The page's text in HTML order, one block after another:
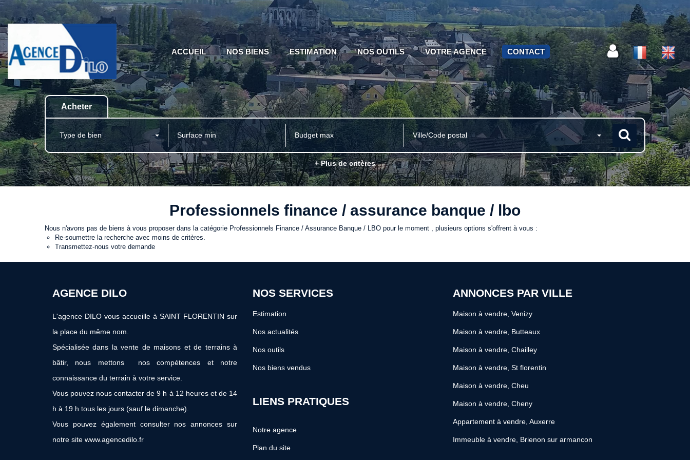
ACCUEIL NOS BIENS ESTIMATION NOS OUTILS VOTRE AGENCE CONTACT
Acheter
Type de bien Ville/Code postal
+ Plus de critères
Professionnels finance / assurance banque / lbo
Nous n'avons pas de biens à vous proposer dans la catégorie Professionnels Finance / Assurance Banque / LBO pour le moment , plusieurs options s'offrent à vous :
Re-soumettre la recherche avec moins de critères.
Transmettez-nous votre demande
AGENCE DILO
L'agence DILO vous accueille à SAINT FLORENTIN sur
la place du même nom.
Spécialisée dans la vente de maisons et de terrains à
bâtir, nous mettons nos compétences et notre
connaissance du terrain à votre service.
Vous pouvez nous contacter de 9 h à 12 heures et de 14
h à 19 h tous les jours (sauf le dimanche).
Vous pouvez également consulter nos annonces sur
notre site www.agencedilo.fr
NOS SERVICES
Estimation
Nos actualités
Nos outils
Nos biens vendus
LIENS PRATIQUES
Notre agence
Plan du site
ANNONCES PAR VILLE
Maison à vendre, Venizy
Maison à vendre, Butteaux
Maison à vendre, Chailley
Maison à vendre, St florentin
Maison à vendre, Cheu
Maison à vendre, Cheny
Appartement à vendre, Auxerre
Immeuble à vendre, Brienon sur armancon